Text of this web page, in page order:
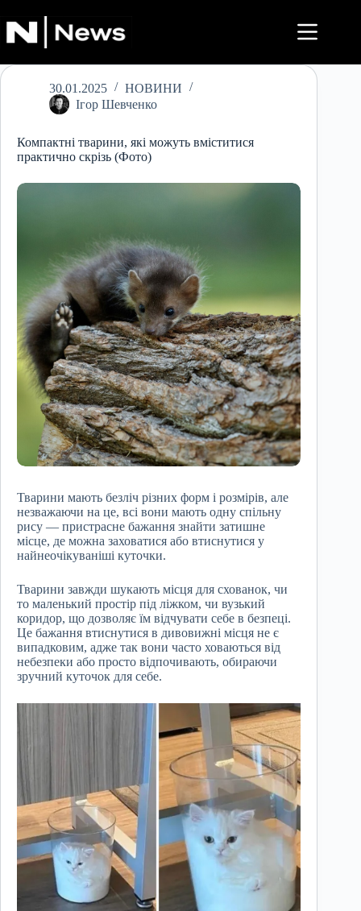
до
вмісту
30.01.2025
НОВИНИ
Ігор Шевченко
Компактні тварини, які можуть вміститися
практично скрізь (Фото)
Тварини мають безліч різних форм і розмірів, але
незважаючи на це, всі вони мають одну спільну
рису — пристрасне бажання знайти затишне
місце, де можна заховатися або втиснутися у
найнеочікуваніші куточки.
Тварини завжди шукають місця для схованок, чи
то маленький простір під ліжком, чи вузький
коридор, що дозволяє їм відчувати себе в безпеці.
Це бажання втиснутися в дивовижні місця не є
випадковим, адже так вони часто ховаються від
небезпеки або просто відпочивають, обираючи
зручний куточок для себе.